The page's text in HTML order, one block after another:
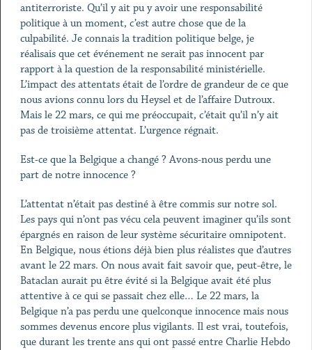
antiterroriste. Qu’il y ait pu y avoir une responsabilité
politique à un moment, c’est autre chose que de la
culpabilité. Je connais la tradition politique belge, je
réalisais que cet événement ne serait pas innocent par
rapport à la question de la responsabilité ministérielle.
L’impact des attentats était de l’ordre de grandeur de ce que
nous avions connu lors du Heysel et de l’affaire Dutroux.
Mais le 22 mars, ce qui me préoccupait, c’était qu’il n’y ait
pas de troisième attentat. L’urgence régnait.
Est-ce que la Belgique a changé ? Avons-nous perdu une
part de notre innocence ?
L’attentat n’était pas destiné à être commis sur notre sol.
Les pays qui n’ont pas vécu cela peuvent imaginer qu’ils sont
épargnés en raison de leur système sécuritaire omnipotent.
En Belgique, nous étions déjà bien plus réalistes que d’autres
avant le 22 mars. On nous avait fait savoir que, peut-être, le
Bataclan aurait pu être évité si la Belgique avait été plus
attentive à ce qui se passait chez elle… Le 22 mars, la
Belgique n’a pas perdu une quelconque innocence mais nous
sommes devenus encore plus vigilants. Il est vrai, toutefois,
que durant les trente ans qui ont passé entre Charlie Hebdo